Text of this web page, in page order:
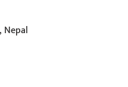
Nepal